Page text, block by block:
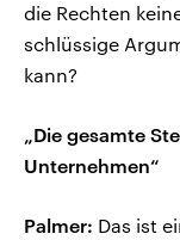
die Rechten
schlüssige
kann?
„Die gesamte
Unternehmen“
Palmer: Das ist